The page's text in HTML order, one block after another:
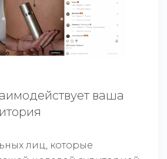
ваша
лиц, которые